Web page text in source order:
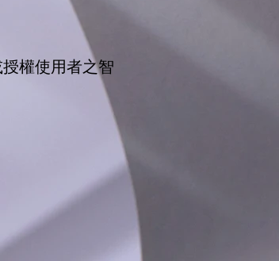
權使用者之智